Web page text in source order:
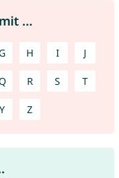
...
H I J
R S T
Y Z